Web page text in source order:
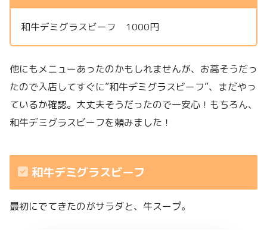
和牛デミグラスビーフ 1000円
他にもメニューあったのかもしれませんが、お高そうだっ
たので入店してすぐに”和牛デミグラスビーフ”、まだやっ
ているか確認。大丈夫そうだったので一安心！もちろん、
和牛デミグラスビーフを頼みました！
和牛デミグラスビーフ
最初にでてきたのがサラダと、牛スープ。